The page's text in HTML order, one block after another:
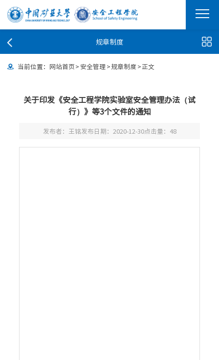
规章制度
当前位置： 网站首页> 安全管理>规章制度>正文
关于印发《安全工程学院实验室安全管理办法（试
行）》等3个文件的通知
发布者：王铭发布日期：2020-12-30点击量： 48